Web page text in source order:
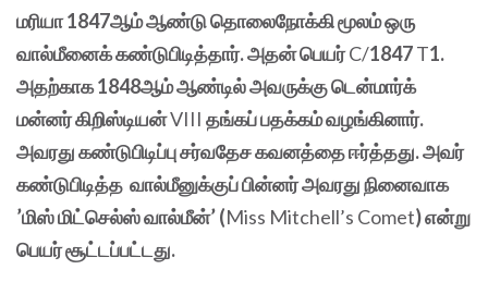
மரியா 1847ஆம் ஆண்டு தொலைநோக்கி மூலம் ஒரு
வால்மீனைக் கண்டுபிடித்தார். அதன் பெயர்C/1847T1.
அதற்காக 1848ஆம் ஆண்டில் அவருக்கு டென்மார்க்
மன்னர் கிறிஸ்டியன்VIII தங்கப் பதக்கம் வழங்கினார்.
அவரது கண்டுபிடிப்பு சர்வதேச கவனத்தை ஈர்த்தது. அவர்
கண்டுபிடித்த வால்மீனுக்குப் பின்னர் அவரது நினைவாக
’மிஸ் மிட்செல்ஸ் வால்மீன்’ (Miss Mitchell’s Comet) என்று
பெயர் சூட்டப்பட்டது.